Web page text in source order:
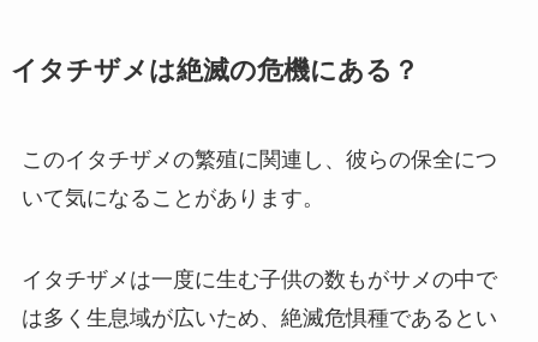
イタチザメは絶滅の危機にある？
このイタチザメの繁殖に関連し、彼らの保全につ
いて気になることがあります。
イタチザメは一度に生む子供の数もがサメの中で
は多く生息域が広いため、絶滅危惧種であるとい